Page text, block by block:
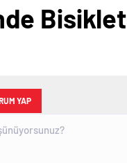
Bisiklet
YAP